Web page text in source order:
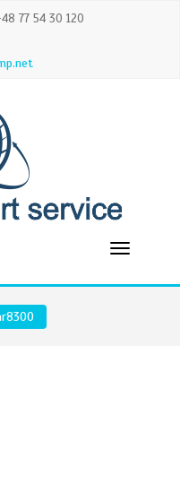
77 54 30 120